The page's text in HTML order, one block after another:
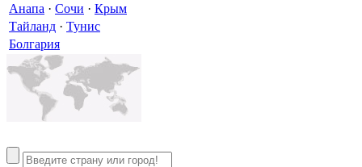
Анапа · Сочи · Крым
Тайланд · Тунис
Болгария